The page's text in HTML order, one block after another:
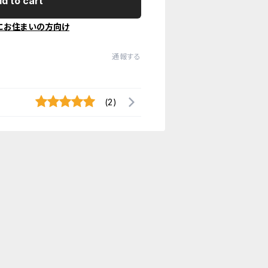
お住まいの方向け
通報する
(2)